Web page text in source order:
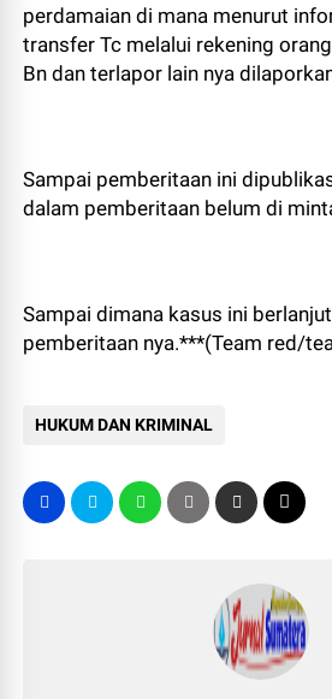
perdamaian di mana menurut
transfer Tc melalui rekening
Bn dan terlapor lain nya
Sampai pemberitaan ini
dalam pemberitaan belum di
Sampai dimana kasus ini
pemberitaan nya.***(Team red/
HUKUM DAN KRIMINAL